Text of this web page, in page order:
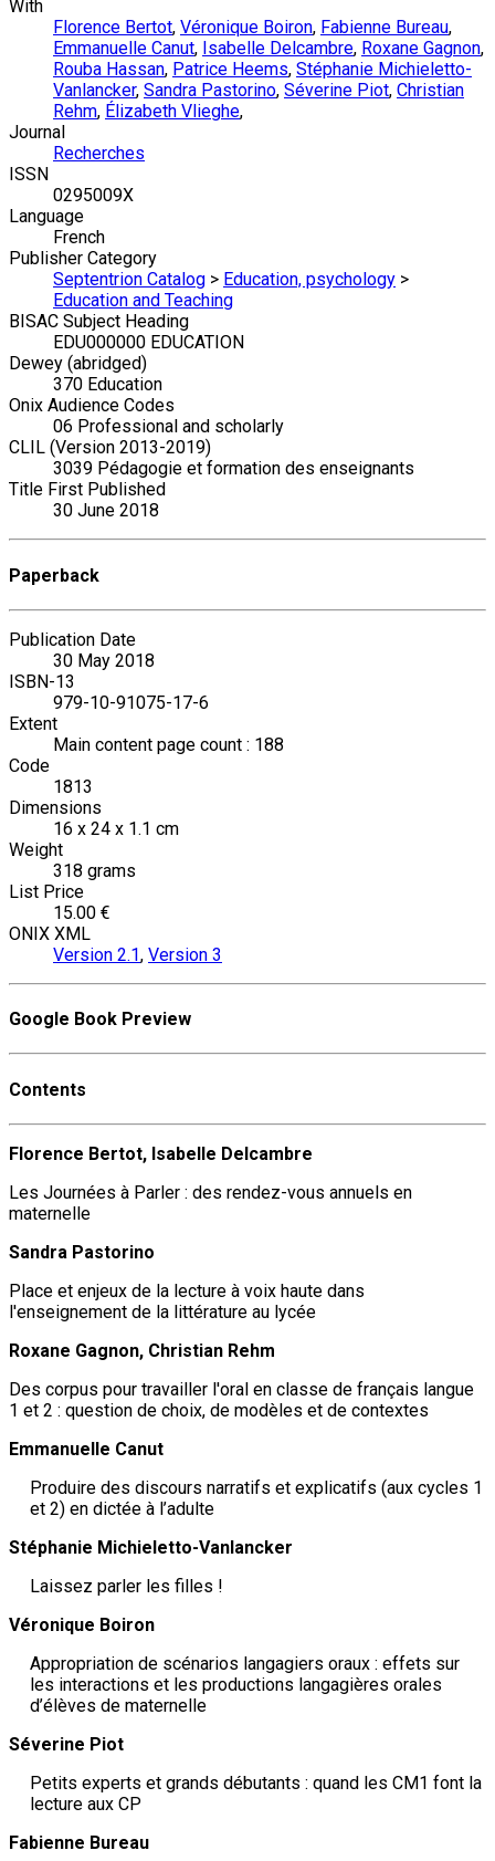
With
Florence Bertot, Véronique Boiron, Fabienne Bureau,
Emmanuelle Canut, Isabelle Delcambre, Roxane Gagnon,
Rouba Hassan, Patrice Heems, Stéphanie Michieletto-
Vanlancker, Sandra Pastorino, Séverine Piot, Christian
Rehm, Élizabeth Vlieghe,
Journal
Recherches
ISSN
0295009X
Language
French
Publisher Category
Septentrion Catalog > Education, psychology >
Education and Teaching
BISAC Subject Heading
EDU000000 EDUCATION
Dewey (abridged)
370 Education
Onix Audience Codes
06 Professional and scholarly
CLIL (Version 2013-2019)
3039 Pédagogie et formation des enseignants
Title First Published
30 June 2018
Paperback
Publication Date
30 May 2018
ISBN-13
979-10-91075-17-6
Extent
Main content page count : 188
Code
1813
Dimensions
16 x 24 x 1.1 cm
Weight
318 grams
List Price
15.00 €
ONIX XML
Version 2.1, Version 3
Google Book Preview
Contents
Florence Bertot, Isabelle Delcambre
Les Journées à Parler : des rendez-vous annuels en
maternelle
Sandra Pastorino
Place et enjeux de la lecture à voix haute dans
l'enseignement de la littérature au lycée
Roxane Gagnon, Christian Rehm
Des corpus pour travailler l'oral en classe de français langue
1 et 2 : question de choix, de modèles et de contextes
Emmanuelle Canut
Produire des discours narratifs et explicatifs (aux cycles 1
et 2) en dictée à l’adulte
Stéphanie Michieletto-Vanlancker
Laissez parler les filles !
Véronique Boiron
Appropriation de scénarios langagiers oraux : effets sur
les interactions et les productions langagières orales
d’élèves de maternelle
Séverine Piot
Petits experts et grands débutants : quand les CM1 font la
lecture aux CP
Fabienne Bureau